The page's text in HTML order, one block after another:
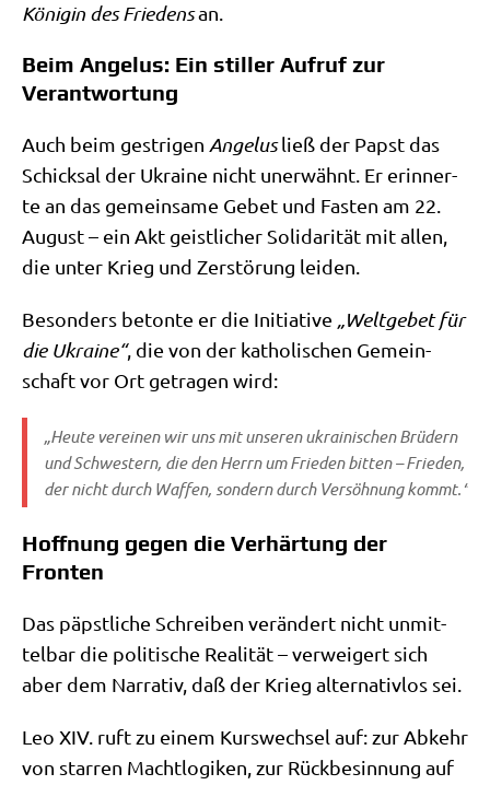
Köni­gin des Frie­densan.
Beim Angelus: Ein stiller Aufruf zur
Verantwortung
Auch beim gest­ri­gen Ange­lusließ der Papst das
Schick­sal der Ukrai­ne nicht uner­wähnt. Er erin­ner­
te an das gemein­sa­me Gebet und Fasten am 22.
August – ein Akt geist­li­cher Soli­da­ri­tät mit allen,
die unter Krieg und Zer­stö­rung leiden.
Beson­ders beton­te er die Initia­ti­ve „Welt­ge­bet für
die Ukrai­ne“, die von der katho­li­schen Gemein­
schaft vor Ort getra­gen wird:
„Heu­te ver­ei­nen wir uns mit unse­ren ukrai­ni­schen Brü­dern
und Schwe­stern, die den Herrn um Frie­den bit­ten – Frie­den,
der nicht durch Waf­fen, son­dern durch Ver­söh­nung kommt.“
Hoffnung gegen die Verhärtung der
Fronten
Das päpst­li­che Schrei­ben ver­än­dert nicht unmit­
tel­bar die poli­ti­sche Rea­li­tät – ver­wei­gert sich
aber dem Nar­ra­tiv, daß der Krieg alter­na­tiv­los sei.
Leo XIV. ruft zu einem Kurs­wech­sel auf: zur Abkehr
von star­ren Macht­lo­gi­ken, zur Rück­be­sin­nung auf